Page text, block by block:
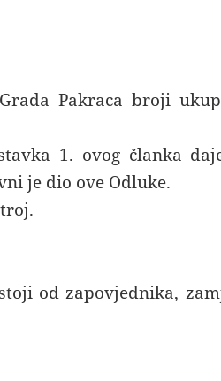
Pakraca broji
1. ovog članka
je dio ove Odluke.
od zapovjednika,